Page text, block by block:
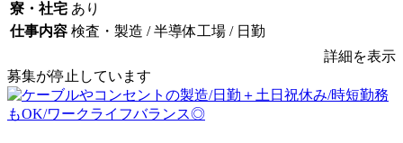
寮・社宅 あり
仕事内容 検査・製造 / 半導体工場 / 日勤
詳細を表示
募集が停止しています